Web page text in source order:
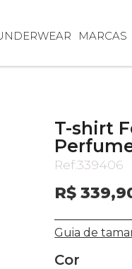
MARCAS
T-shirt
Ref:339406
R$
Guia de
Cor